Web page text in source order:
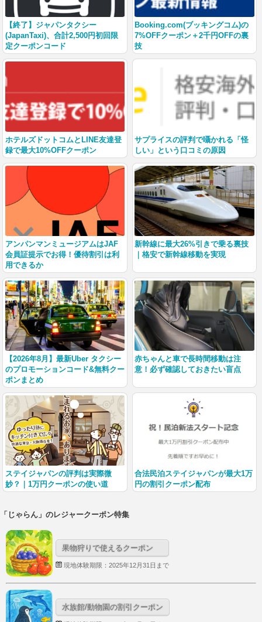
【終了】ジャパンタクシー
(JapanTaxi)、合計2,500円初回限
定クーポンコード
Booking.com(ブッキングコム)の
7%OFFクーポン＋2千円OFFの裏
技
ホテルズドットコムとLINE友達登
録で最大10%OFFクーポン
サプライスの評判で囁かれる「怪
しい」という口コミの原因
アンパンマンミュージアムはJAF
会員証提示でお得！優待割引は利
用できるか
新幹線に最大26%引きで乗る裏技
｜格安で新幹線移動を実現
【2026年8月】最新Uber タクシー
のプロモーションコード&無料クー
ポンまとめ
赤ちゃんと車で長時間移動は注
意！必ず確認しておきたい盲点
ステイジャパンの評判は実際微
妙？｜1万円クーポンの使い道
合法民泊ステイジャパンが最大1万
円の割引クーポン配布
「じゃらん」のレジャークーポン特集
果物狩りで使えるクーポン
現地体験期限：2025年12月31日まで
水族館/動物園の割引クーポン